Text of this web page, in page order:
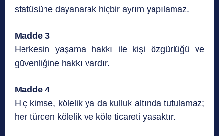
statüsüne dayanarak hiçbir ayrım yapılamaz.
Madde 3
Herkesin yaşama hakkı ile kişi özgürlüğü ve
güvenliğine hakkı vardır.
Madde 4
Hiç kimse, kölelik ya da kulluk altında tutulamaz;
her türden kölelik ve köle ticareti yasaktır.